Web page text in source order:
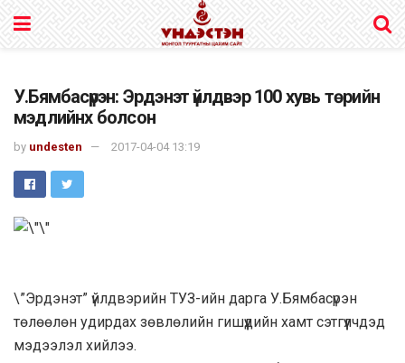
У.Бямбасүрэн: Эрдэнэт үйлдвэр 100 хувь төрийн
мэдлийнх болсон
by undesten 2017-04-04 13:19
\”Эрдэнэт” үйлдвэрийн ТУЗ-ийн дарга У.Бямбасүрэн
төлөөлөн удирдах зөвлөлийн гишүүдийн хамт сэтгүүлчдэд
мэдээлэл хийлээ.